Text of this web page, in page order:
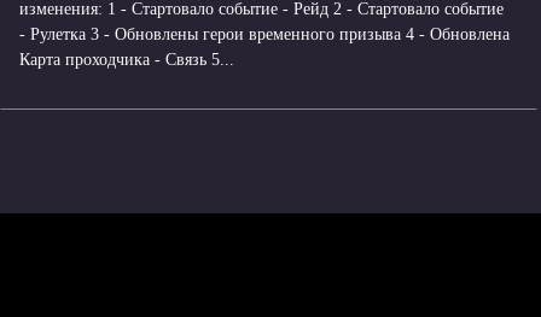
изменения: 1 - Стартовало событие - Рейд 2 - Стартовало событие
- Рулетка 3 - Обновлены герои временного призыва 4 - Обновлена
Карта проходчика - Связь 5...